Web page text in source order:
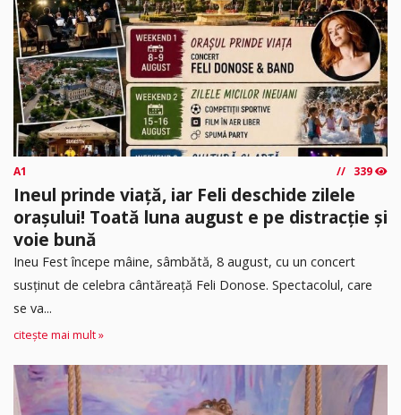
A1 339
Ineul prinde viață, iar Feli deschide zilele
orașului! Toată luna august e pe distracție și
voie bună
Ineu Fest începe mâine, sâmbătă, 8 august, cu un concert
susținut de celebra cântăreață Feli Donose. Spectacolul, care
se va...
citește mai mult »